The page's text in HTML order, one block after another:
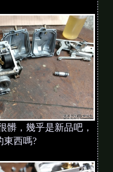
髒，幾乎是新品吧，
東西嗎?